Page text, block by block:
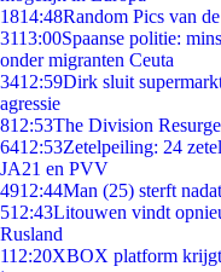
1814:48Random Pics van
3113:00Spaanse politie:
onder migranten Ceuta
3412:59Dirk sluit
agressie
812:53The Division
6412:53Zetelpeiling: 24
JA21 en PVV
4912:44Man (25) sterft
512:43Litouwen vindt
Rusland
112:20XBOX platform